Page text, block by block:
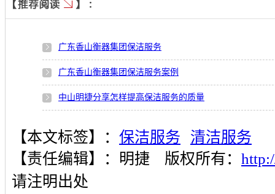
广东香山衡器集团保洁服务
广东香山衡器集团保洁服务案例
中山明捷分享怎样提高保洁服务的质量
中山哪家保洁公司的保洁服务值得推荐？首选明捷清洁
中山新形势下保洁服务行业面临着怎样的风险危机？
【本文标签】： 保洁服务
清洁服务
【责任编辑】： 明捷 版权所有：
请注明出处